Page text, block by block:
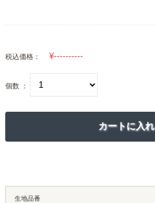
税込価格：
個数 ：
生地品番